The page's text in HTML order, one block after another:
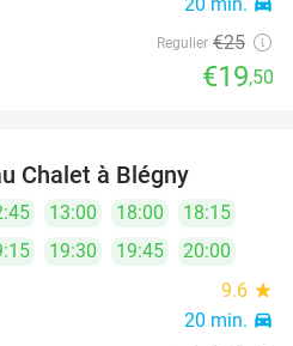
Regulier €25
€19,50
Chalet à Blégny
13:00 18:00
18:15
19:30 19:45
20:00
9.6 star
20 min. directions_car